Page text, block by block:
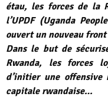
étau, les forces de la
l’UPDF (Uganda
ouvert un nouveau
Dans le but de
Rwanda, les forces
d’initier une
capitale rwandaise…